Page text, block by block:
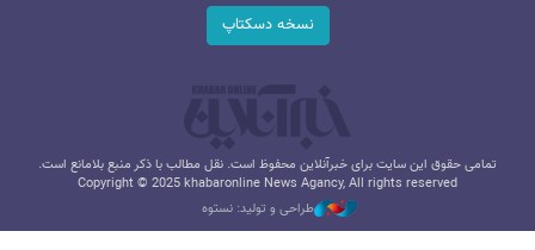
نسخه دسکتاپ
تمامی حقوق این سایت برای خبرآنلاین محفوظ است. نقل مطالب با ذکر منبع بلامانع است.
Copyright © 2025 khabaronline News Agancy, All rights reserved
طراحی و تولید: نستوه